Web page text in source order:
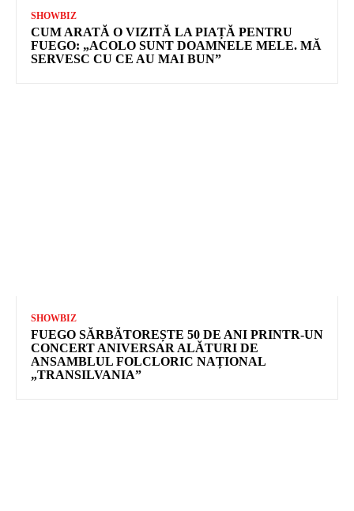
SHOWBIZ
CUM ARATĂ O VIZITĂ LA PIAȚĂ PENTRU
FUEGO: „ACOLO SUNT DOAMNELE MELE. MĂ
SERVESC CU CE AU MAI BUN”
SHOWBIZ
FUEGO SĂRBĂTOREȘTE 50 DE ANI PRINTR-UN
CONCERT ANIVERSAR ALĂTURI DE
ANSAMBLUL FOLCLORIC NAȚIONAL
„TRANSILVANIA”